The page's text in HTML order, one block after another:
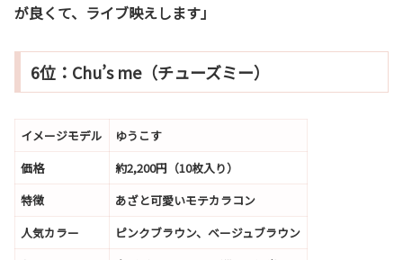
が良くて、ライブ映えします」
6位：Chu’s me（チューズミー）
イメージモデル
ゆうこす
価格
約2,200円（10枚入り）
特徴
あざと可愛いモテカラコン
人気カラー
ピンクブラウン、ベージュブラウン